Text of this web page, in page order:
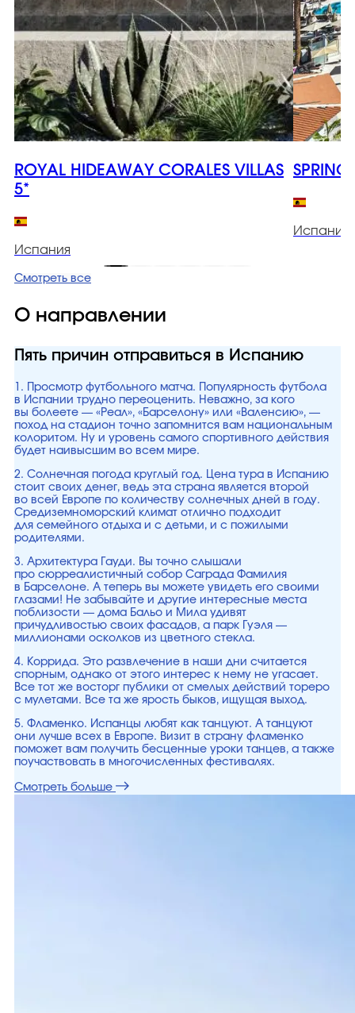
ROYAL HIDEAWAY CORALES VILLAS
5*
Испания
Испания
Смотреть все
О направлении
Пять причин отправиться в Испанию
1. Просмотр футбольного матча. Популярность футбола
в Испании трудно переоценить. Неважно, за кого
вы болеете — «Реал», «Барселону» или «Валенсию», —
поход на стадион точно запомнится вам национальным
колоритом. Ну и уровень самого спортивного действия
будет наивысшим во всем мире.
2. Солнечная погода круглый год. Цена тура в Испанию
стоит своих денег, ведь эта страна является второй
во всей Европе по количеству солнечных дней в году.
Средиземноморский климат отлично подходит
для семейного отдыха и с детьми, и с пожилыми
родителями.
3. Архитектура Гауди. Вы точно слышали
про сюрреалистичный собор Саграда Фамилия
в Барселоне. А теперь вы можете увидеть его своими
глазами! Не забывайте и другие интересные места
поблизости — дома Бальо и Мила удивят
причудливостью своих фасадов, а парк Гуэля —
миллионами осколков из цветного стекла.
4. Коррида. Это развлечение в наши дни считается
спорным, однако от этого интерес к нему не угасает.
Все тот же восторг публики от смелых действий тореро
с мулетами. Все та же ярость быков, ищущая выход.
5. Фламенко. Испанцы любят как танцуют. А танцуют
они лучше всех в Европе. Визит в страну фламенко
поможет вам получить бесценные уроки танцев, а также
поучаствовать в многочисленных фестивалях.
Смотреть больше